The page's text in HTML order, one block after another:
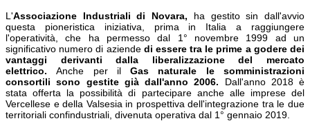
L'Associazione Industriali di Novara, ha gestito sin dall'avvio
questa pioneristica iniziativa, prima in Italia a raggiungere
l'operatività, che ha permesso dal 1° novembre 1999 ad un
significativo numero di aziendedi essere tra le prime a godere dei
vantaggi derivanti dalla liberalizzazione del mercato
elettrico.Anche per ilGas naturale le somministrazioni
consortili sono gestite già dall'anno 2006. Dall'anno 2018 è
stata offerta la possibilità di partecipare anche alle imprese del
Vercellese e della Valsesia in prospettiva dell'integrazione tra le due
territoriali confindustriali, divenuta operativa dal 1° gennaio 2019.